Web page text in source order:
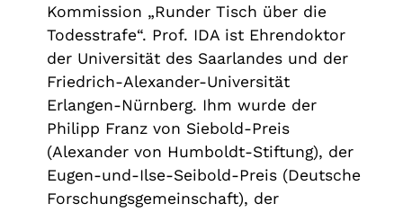
Kommission „Runder Tisch über die
Todesstrafe“. Prof. IDA ist Ehrendoktor
der Universität des Saarlandes und der
Friedrich-Alexander-Universität
Erlangen-Nürnberg. Ihm wurde der
Philipp Franz von Siebold-Preis
(Alexander von Humboldt-Stiftung), der
Eugen-und-Ilse-Seibold-Preis (Deutsche
Forschungsgemeinschaft), der